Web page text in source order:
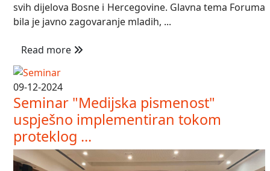
svih dijelova Bosne i Hercegovine. Glavna tema Foruma
bila je javno zagovaranje mladih, ...
Read more
09-12-2024
Seminar "Medijska pismenost"
uspješno implementiran tokom
proteklog ...